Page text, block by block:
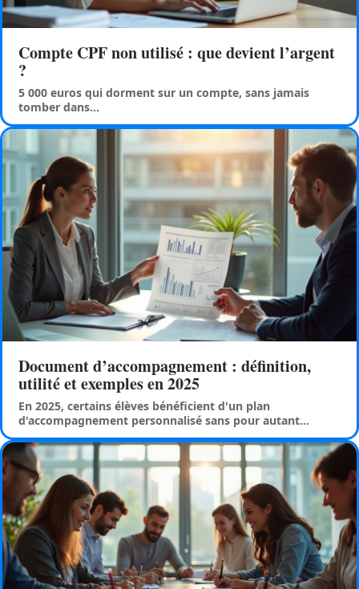
Compte CPF non utilisé : que devient l’argent
?
5 000 euros qui dorment sur un compte, sans jamais
tomber dans…
Document d’accompagnement : définition,
utilité et exemples en 2025
En 2025, certains élèves bénéficient d'un plan
d'accompagnement personnalisé sans pour autant…